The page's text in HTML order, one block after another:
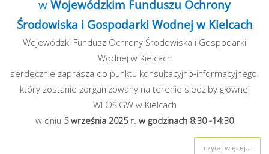
w Wojewódzkim Funduszu Ochrony
Środowiska i Gospodarki Wodnej w Kielcach
Wojewódzki Fundusz Ochrony Środowiska i Gospodarki
Wodnej w Kielcach
serdecznie zaprasza do punktu konsultacyjno-informacyjnego,
który zostanie zorganizowany na terenie siedziby głównej
WFOŚiGW w Kielcach
w dniu 5 września 2025 r. w godzinach 8:30 -14:30
czytaj więcej...